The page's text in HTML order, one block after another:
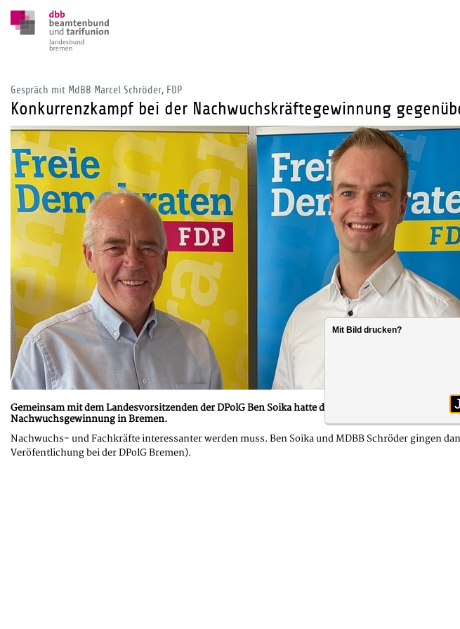
Gespräch mit MdBB Marcel Schröder, FDP
Konkurrenzkampf bei der Nachwuchskräftegewinnung
Gemeinsam mit dem Landesvorsitzenden der DPolG Ben Soika hatte der dbb Landesvorsitzende
Nachwuchsgewinnung in Bremen.
Nachwuchs- und Fachkräfte interessanter werden muss. Ben Soika und MDBB Schröder gingen
Veröfentlichung bei der DPolG Bremen).
Mit Bild drucken?